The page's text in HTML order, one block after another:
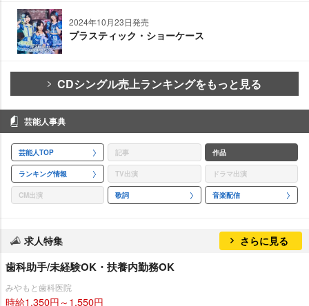
2024年10月23日発売
プラスティック・ショーケース
CDシングル売上ランキングをもっと見る
芸能人事典
芸能人TOP 記事 作品
ランキング情報 TV出演 ドラマ出演
CM出演 歌詞 音楽配信
求人特集 さらに見る
歯科助手/未経験OK・扶養内勤務OK
みやもと歯科医院
時給1,350円～1,550円